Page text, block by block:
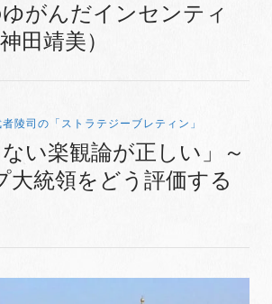
がんだインセンティ
田靖美）
者陵司の「ストラテジーブレティン」
ない楽観論が正しい」～
大統領をどう評価する